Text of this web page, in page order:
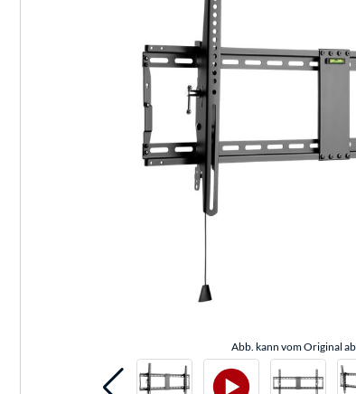
Abb. kann vom Original